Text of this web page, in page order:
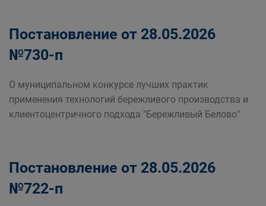
Постановление от 28.05.2026
№730-п
О муниципальном конкурсе лучших практик
применения технологий бережливого производства и
клиентоцентричного подхода "Бережливый Белово"
Постановление от 28.05.2026
№722-п